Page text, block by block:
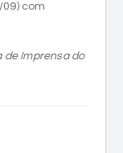
com
de Imprensa do